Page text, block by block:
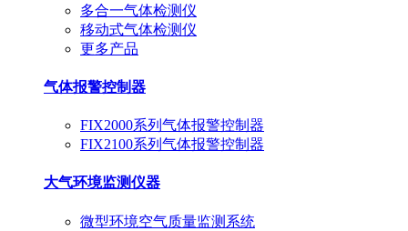
多合一气体检测仪
移动式气体检测仪
更多产品
气体报警控制器
FIX2000系列气体报警控制器
FIX2100系列气体报警控制器
大气环境监测仪器
微型环境空气质量监测系统